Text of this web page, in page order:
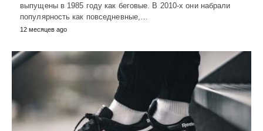
выпущены в 1985 году как беговые. В 2010-х они набрали
популярность как повседневные,…
12 месяцев ago